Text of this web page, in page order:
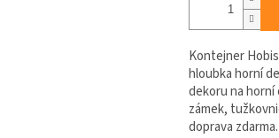
Kontejner Hobis
hloubka horní
dekoru na
zámek,
doprava zdarma.